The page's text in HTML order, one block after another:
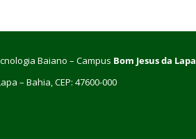
Baiano – Campus Bom Jesus da Lapa
– Bahia, CEP: 47600-000